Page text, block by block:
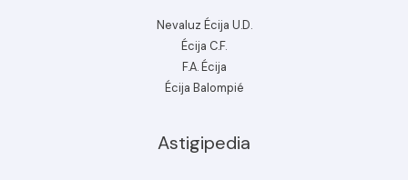
Nevaluz Écija U.D.
Écija C.F.
F.A. Écija
Écija Balompié
Astigipedia